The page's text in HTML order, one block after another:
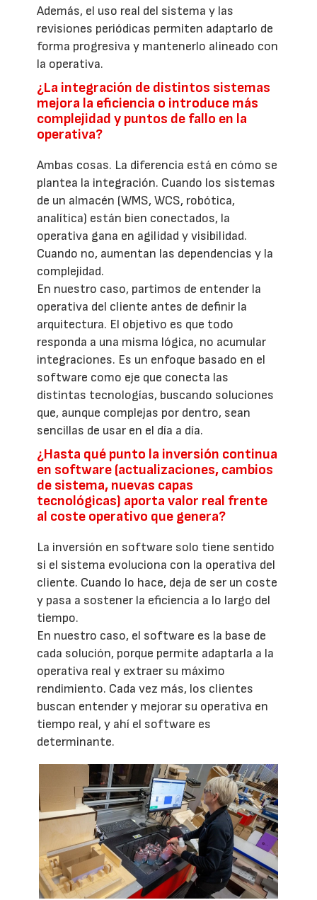
Además, el uso real del sistema y las
revisiones periódicas permiten adaptarlo de
forma progresiva y mantenerlo alineado con
la operativa.
¿La integración de distintos sistemas
mejora la eficiencia o introduce más
complejidad y puntos de fallo en la
operativa?
Ambas cosas. La diferencia está en cómo se
plantea la integración. Cuando los sistemas
de un almacén (WMS, WCS, robótica,
analítica) están bien conectados, la
operativa gana en agilidad y visibilidad.
Cuando no, aumentan las dependencias y la
complejidad.
En nuestro caso, partimos de entender la
operativa del cliente antes de definir la
arquitectura. El objetivo es que todo
responda a una misma lógica, no acumular
integraciones. Es un enfoque basado en el
software como eje que conecta las
distintas tecnologías, buscando soluciones
que, aunque complejas por dentro, sean
sencillas de usar en el día a día.
¿Hasta qué punto la inversión continua
en software (actualizaciones, cambios
de sistema, nuevas capas
tecnológicas) aporta valor real frente
al coste operativo que genera?
La inversión en software solo tiene sentido
si el sistema evoluciona con la operativa del
cliente. Cuando lo hace, deja de ser un coste
y pasa a sostener la eficiencia a lo largo del
tiempo.
En nuestro caso, el software es la base de
cada solución, porque permite adaptarla a la
operativa real y extraer su máximo
rendimiento. Cada vez más, los clientes
buscan entender y mejorar su operativa en
tiempo real, y ahí el software es
determinante.